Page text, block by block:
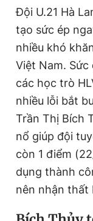
Giấy phép xuất bản
© 2003-2026 Bản
chép dưới mọi hình
bản. Phát triển bởi
Đội U.21 Hà
tạo sức ép
nhiều khó
Việt Nam.
các học trò
nhiều lỗi bắt
Trần Thị Bích
nổ giúp đội
còn 1 điểm
dụng thành
nên nhận thất